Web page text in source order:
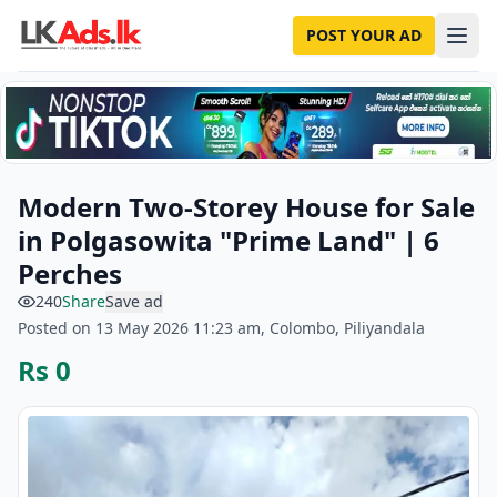
POST YOUR AD
Modern Two-Storey House for Sale
in Polgasowita "Prime Land" | 6
Perches
240ShareSave ad
Posted on 13 May 2026 11:23 am, Colombo, Piliyandala
Rs 0